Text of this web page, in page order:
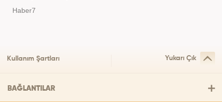
Haber7
Kullanım Şartları Yukarı Çık
BAĞLANTILAR